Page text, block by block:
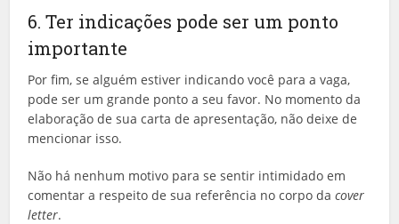
6. Ter indicações pode ser um ponto
importante
Por fim, se alguém estiver indicando você para a vaga,
pode ser um grande ponto a seu favor. No momento da
elaboração de sua carta de apresentação, não deixe de
mencionar isso.
Não há nenhum motivo para se sentir intimidado em
comentar a respeito de sua referência no corpo dacover
letter.